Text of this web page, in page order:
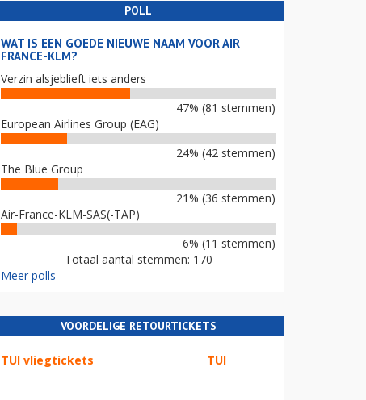
POLL
WAT IS EEN GOEDE NIEUWE NAAM VOOR AIR
FRANCE-KLM?
Verzin alsjeblieft iets anders
47% (81 stemmen)
European Airlines Group (EAG)
24% (42 stemmen)
The Blue Group
21% (36 stemmen)
Air-France-KLM-SAS(-TAP)
6% (11 stemmen)
Totaal aantal stemmen: 170
Meer polls
VOORDELIGE RETOURTICKETS
TUI vliegtickets TUI